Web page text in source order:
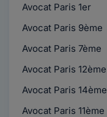
Avocat Paris 1er
Avocat Paris 9ème
Avocat Paris 7ème
Avocat Paris 12ème
Avocat Paris 14ème
Avocat Paris 11ème